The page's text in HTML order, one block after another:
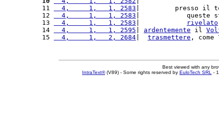
11
  4,     1,   1, 2583
|         presso il
12
  4,     1,   1, 2583
|            queste
13
  4,     1,   1, 2583
rivelato
14
  4,     1,   1, 2595
ardentemente il
15
  4,     1,   2, 2684
trasmettere ,
Best viewed with any
IntraText®(V89) - Some rights reserved by EuloTech SRL -